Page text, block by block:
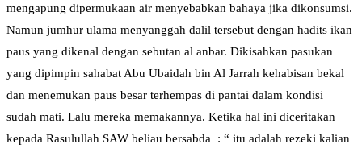
mengapung dipermukaan air menyebabkan bahaya jika dikonsumsi.
Namun jumhur ulama menyanggah dalil tersebut dengan hadits ikan
paus yang dikenal dengan sebutan al anbar. Dikisahkan pasukan
yang dipimpin sahabat Abu Ubaidah bin Al Jarrah kehabisan bekal
dan menemukan paus besar terhempas di pantai dalam kondisi
sudah mati. Lalu mereka memakannya. Ketika hal ini diceritakan
kepada Rasulullah SAW beliau bersabda : “ itu adalah rezeki kalian